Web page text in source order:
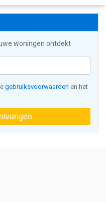
woningen ontdekt
gebruiksvoorwaarden en het